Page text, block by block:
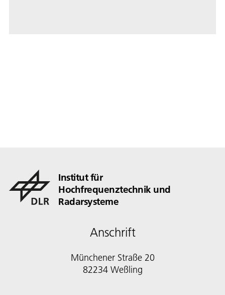
Institut für
Hochfrequenztechnik und
Radarsysteme
Anschrift
Münchener Straße 20
82234 Weßling